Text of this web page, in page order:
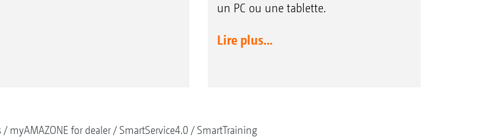
un PC ou une tablette.
Lire plus...
myAMAZONE for dealer SmartService4.0 SmartTraining